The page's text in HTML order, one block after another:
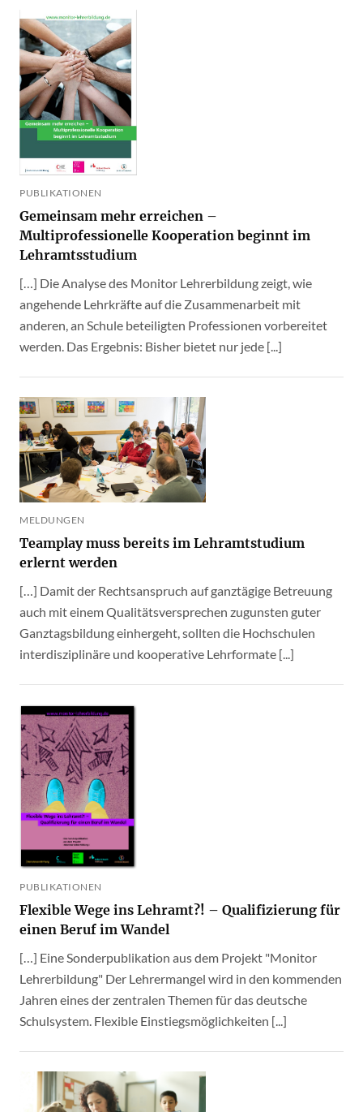
PUBLIKATIONEN
Gemeinsam mehr erreichen –
Multiprofessionelle Kooperation beginnt im
Lehramtsstudium
[…] Die Analyse des Monitor Lehrerbildung zeigt, wie
angehende Lehrkräfte auf die Zusammenarbeit mit
anderen, an Schule beteiligten Professionen vorbereitet
werden. Das Ergebnis: Bisher bietet nur jede [...]
MELDUNGEN
Teamplay muss bereits im Lehramtstudium
erlernt werden
[…] Damit der Rechtsanspruch auf ganztägige Betreuung
auch mit einem Qualitätsversprechen zugunsten guter
Ganztagsbildung einhergeht, sollten die Hochschulen
interdisziplinäre und kooperative Lehrformate [...]
PUBLIKATIONEN
Flexible Wege ins Lehramt?! – Qualifizierung für
einen Beruf im Wandel
[…] Eine Sonderpublikation aus dem Projekt "Monitor
Lehrerbildung" Der Lehrermangel wird in den kommenden
Jahren eines der zentralen Themen für das deutsche
Schulsystem. Flexible Einstiegsmöglichkeiten [...]